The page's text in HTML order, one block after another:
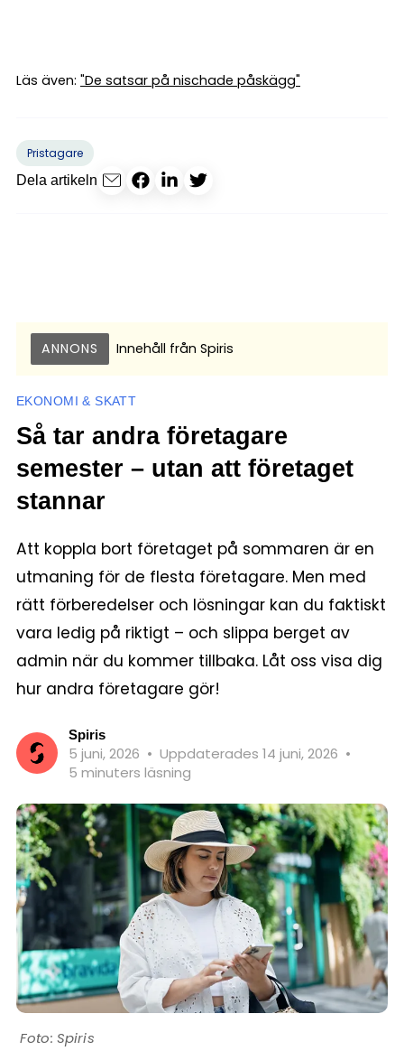
Läs även: "De satsar på nischade påskägg"
Pristagare
Dela artikeln
ANNONS Innehåll från Spiris
EKONOMI & SKATT
Så tar andra företagare
semester – utan att företaget
stannar
Att koppla bort företaget på sommaren är en
utmaning för de flesta företagare. Men med
rätt förberedelser och lösningar kan du faktiskt
vara ledig på riktigt – och slippa berget av
admin när du kommer tillbaka. Låt oss visa dig
hur andra företagare gör!
Spiris
5 juni, 2026 • Uppdaterades 14 juni, 2026 •
5 minuters läsning
Spiris